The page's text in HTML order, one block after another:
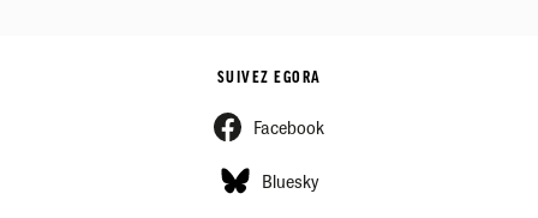
SUIVEZ EGORA
Facebook
Bluesky